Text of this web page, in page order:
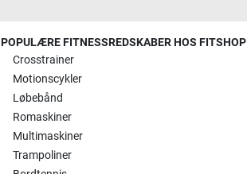
POPULÆRE FITNESSREDSKABER HOS FITSHOP
Crosstrainer
Motionscykler
Løbebånd
Romaskiner
Multimaskiner
Trampoliner